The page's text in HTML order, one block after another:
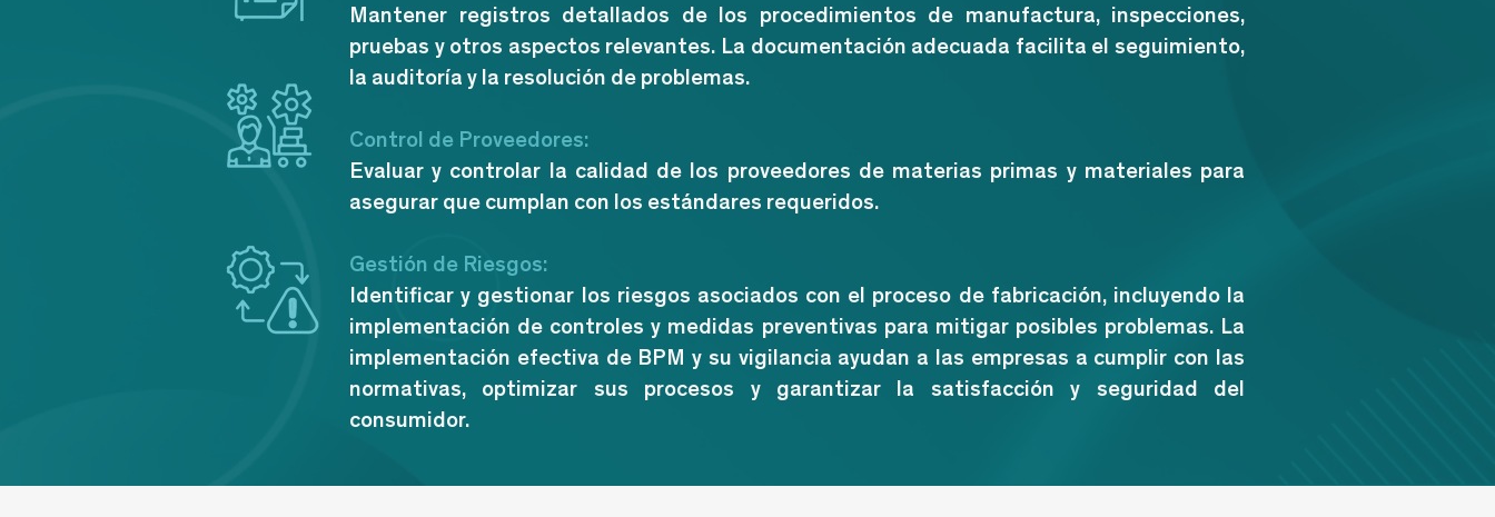
Mantener registros detallados de los procedimientos de manufactura, inspecciones,
pruebas y otros aspectos relevantes. La documentación adecuada facilita el seguimiento,
la auditoría y la resolución de problemas.
Control de Proveedores:
Evaluar y controlar la calidad de los proveedores de materias primas y materiales para
asegurar que cumplan con los estándares requeridos.
Gestión de Riesgos:
Identificar y gestionar los riesgos asociados con el proceso de fabricación, incluyendo la
implementación de controles y medidas preventivas para mitigar posibles problemas. La
implementación efectiva de BPM y su vigilancia ayudan a las empresas a cumplir con las
normativas, optimizar sus procesos y garantizar la satisfacción y seguridad del
consumidor.